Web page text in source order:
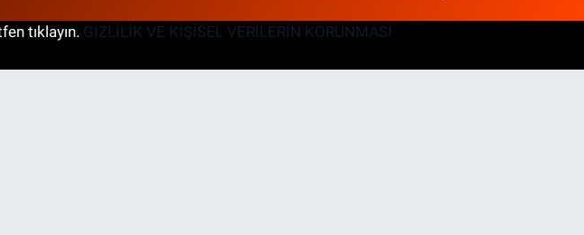
tıklayın. GİZLİLİK VE KİŞİSEL VERİLERİN KORUNMASI